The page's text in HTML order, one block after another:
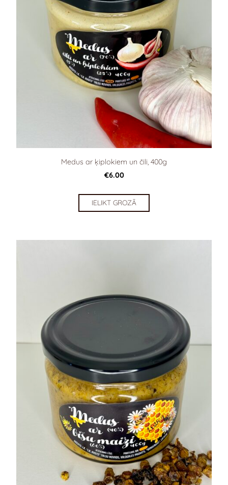
Medus ar ķiplokiem un čili, 400g
€6.00
IELIKT GROZĀ